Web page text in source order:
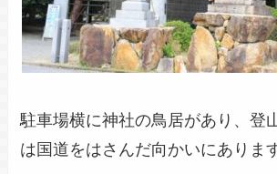
駐車場横に神社の鳥居があり、登
は国道をはさんだ向かいにありま